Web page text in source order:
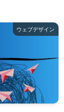
ウェブデザイン